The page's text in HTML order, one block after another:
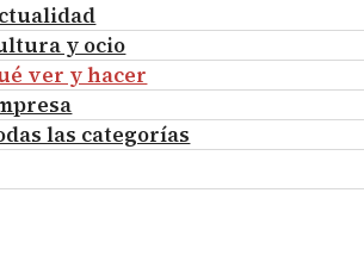
y ocio
ver y hacer
las categorías